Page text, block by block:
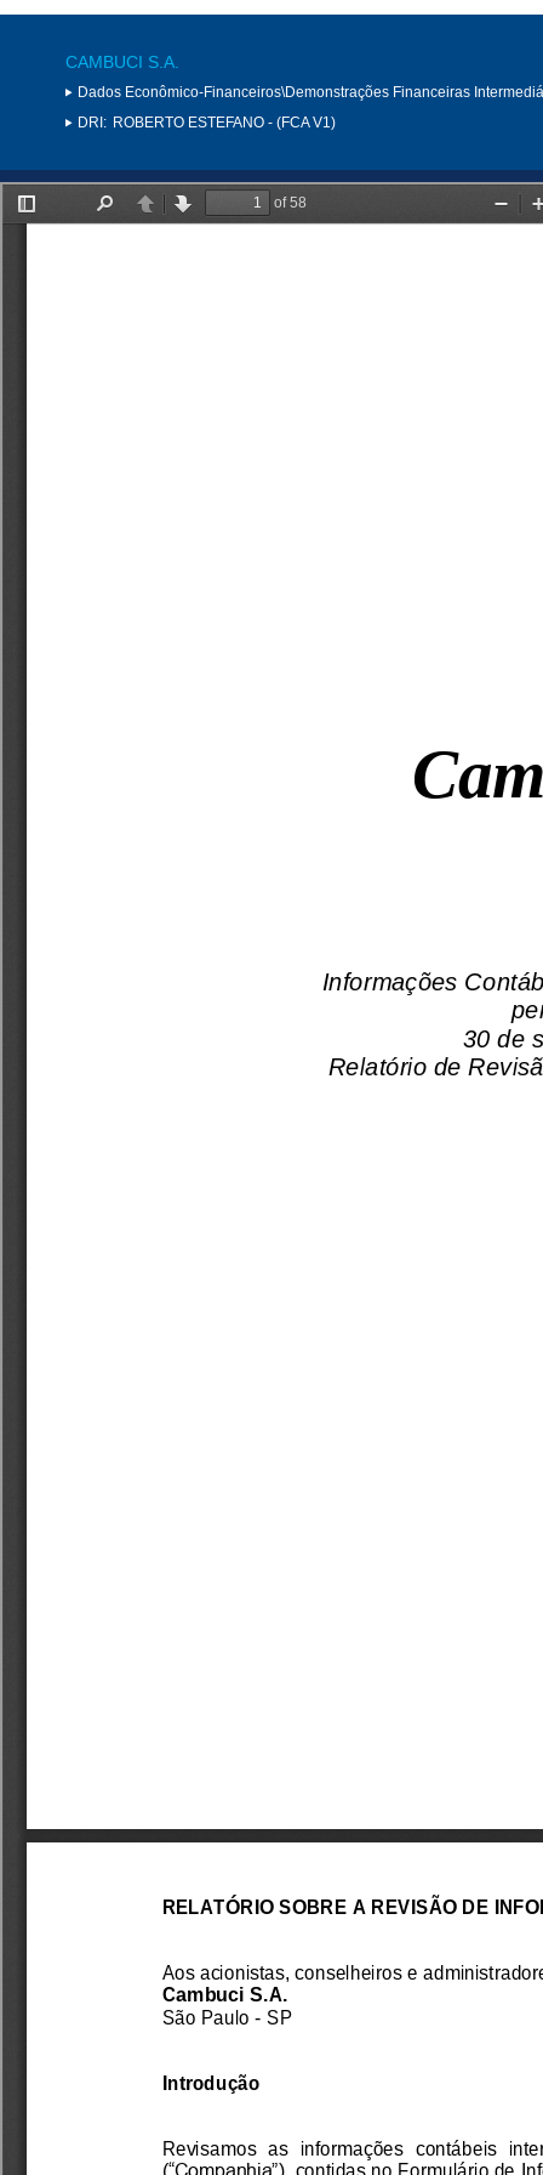
CAMBUCI S.A.
Dados Econômico-Financeiros\Demonstrações Financeiras
DRI: ROBERTO ESTEFANO - (FCA V1)